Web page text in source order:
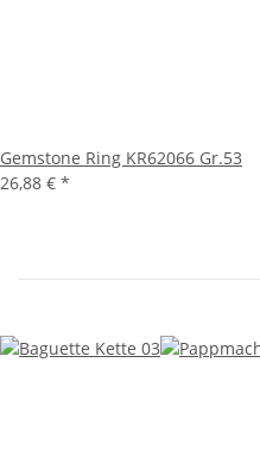
Gemstone Ring KR62066 Gr.53
26,88 € *